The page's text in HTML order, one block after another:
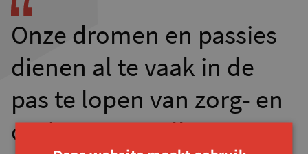
Onze dromen en passies
dienen al te vaak in de
pas te lopen van zorg- en
onderwijsinstellingen. Wij